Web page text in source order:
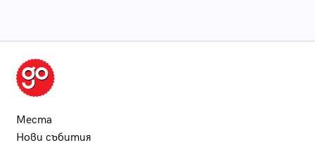
Места
Нови събития